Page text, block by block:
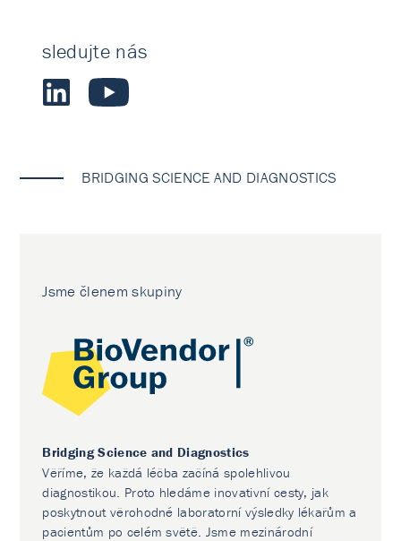
sledujte nás
BRIDGING SCIENCE AND DIAGNOSTICS
Jsme členem skupiny
Bridging Science and Diagnostics
Věříme, že každá léčba začíná spolehlivou
diagnostikou. Proto hledáme inovativní cesty, jak
poskytnout věrohodné laboratorní výsledky lékařům a
pacientům po celém světě. Jsme mezinárodní